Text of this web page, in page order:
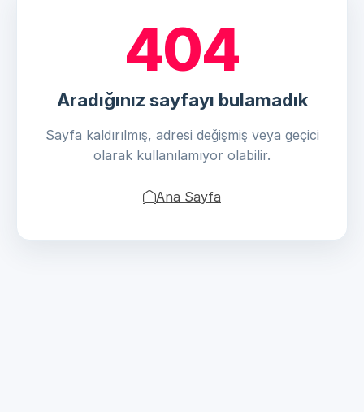
404
Aradığınız sayfayı bulamadık
Sayfa kaldırılmış, adresi değişmiş veya geçici
olarak kullanılamıyor olabilir.
Ana Sayfa